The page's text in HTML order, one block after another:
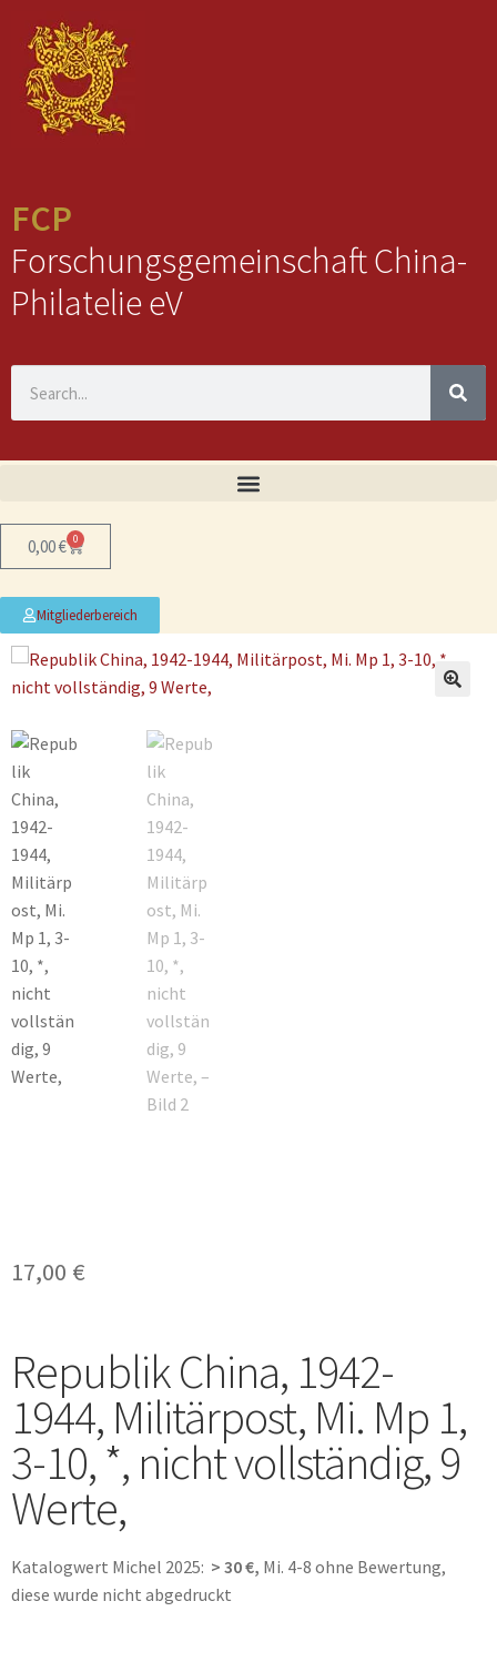
FCP
Forschungsgemeinschaft China-
Philatelie eV
0,00€ 0
Mitgliederbereich
17,00 €
Republik China, 1942-
1944, Militärpost, Mi. Mp 1,
3-10, *, nicht vollständig, 9
Werte,
Katalogwert Michel 2025: > 30 €, Mi. 4-8 ohne Bewertung,
diese wurde nicht abgedruckt